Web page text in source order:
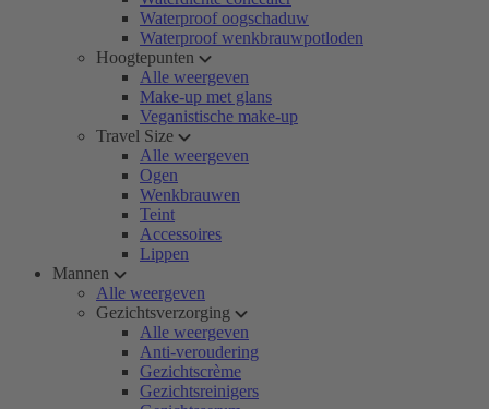
Waterproof oogschaduw
Waterproof wenkbrauwpotloden
Hoogtepunten
Alle weergeven
Make-up met glans
Veganistische make-up
Travel Size
Alle weergeven
Ogen
Wenkbrauwen
Teint
Accessoires
Lippen
Mannen
Alle weergeven
Gezichtsverzorging
Alle weergeven
Anti-veroudering
Gezichtscrème
Gezichtsreinigers